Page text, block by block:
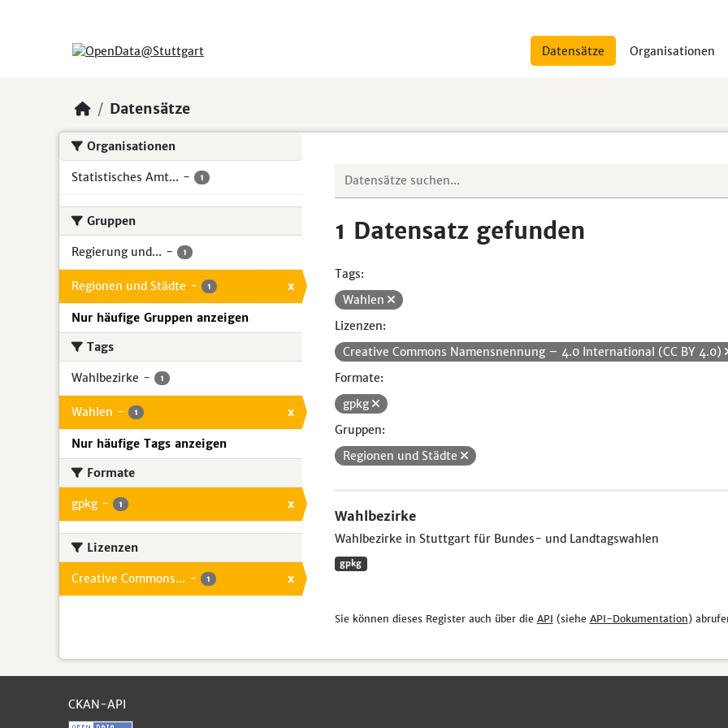
Datensätze Organisationen
Datensätze
Organisationen
Statistisches Amt... - 1
Gruppen
Regierung und... - 1
Regionen und Städte - 1 x
Nur häufige Gruppen anzeigen
Tags
Wahlbezirke - 1
Wahlen - 1 x
Nur häufige Tags anzeigen
Formate
gpkg - 1 x
Lizenzen
Creative Commons... - 1 x
1 Datensatz gefunden
Tags:
Wahlen
Lizenzen:
Creative Commons Namensnennung – 4.0 International (CC BY 4.0)
Formate:
gpkg
Gruppen:
Regionen und Städte
Wahlbezirke
Wahlbezirke in Stuttgart für Bundes- und Landtagswahlen
gpkg
Sie können dieses Register auch über die API (siehe API-Dokumentation)
CKAN-API